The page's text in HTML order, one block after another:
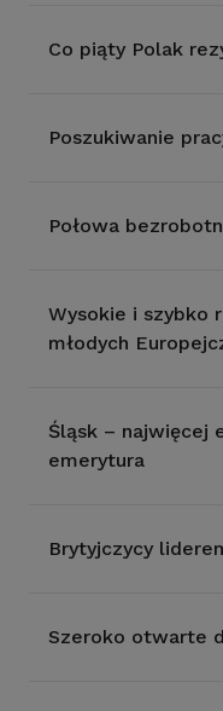
Co piąty Polak
Poszukiwanie
Połowa
Wysokie i szybko
młodych
Śląsk – najwięcej
emerytura
Brytyjczycy
Szeroko otwarte